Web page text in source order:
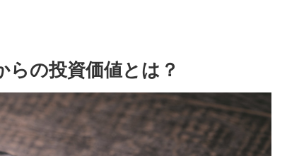
の投資価値とは？